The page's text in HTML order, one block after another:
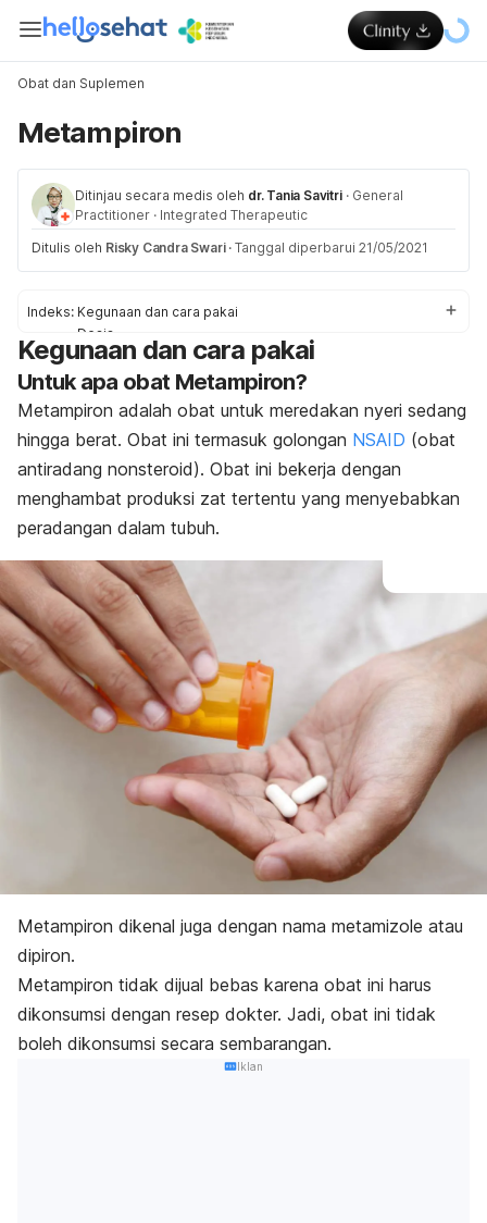
Obat dan Suplemen
Metampiron
Ditinjau secara medis oleh dr. Tania Savitri · General
Practitioner · Integrated Therapeutic
Ditulis oleh Risky Candra Swari · Tanggal diperbarui 21/05/2021
Indeks: Kegunaan dan cara pakai
Dosis
Efek Samping
Pencegahan & Peringatan
Interaksi
Overdosis
Kegunaan dan cara pakai
Untuk apa obat Metampiron?
Metampiron adalah obat untuk meredakan nyeri sedang
hingga berat. Obat ini termasuk golongan NSAID (obat
antiradang nonsteroid). Obat ini bekerja dengan
menghambat produksi zat tertentu yang menyebabkan
peradangan dalam tubuh.
Metampiron dikenal juga dengan nama metamizole atau
dipiron.
Metampiron tidak dijual bebas karena obat ini harus
dikonsumsi dengan resep dokter. Jadi, obat ini tidak
boleh dikonsumsi secara sembarangan.
Iklan